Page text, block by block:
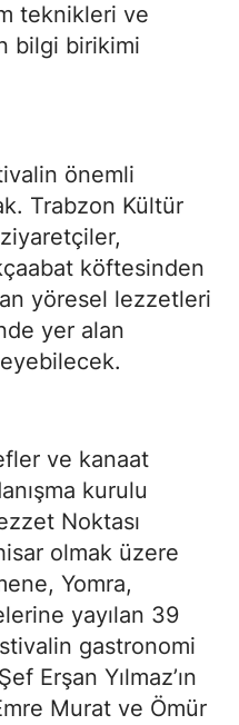
teknikleri ve
bilgi birikimi
önemli
Trabzon Kültür
köftesinden
yöresel lezzetleri
yer alan
ve kanaat
kurulu
Noktası
olmak üzere
Yomra,
yayılan 39
gastronomi
Erşan Yılmaz’ın
Murat ve Ömür